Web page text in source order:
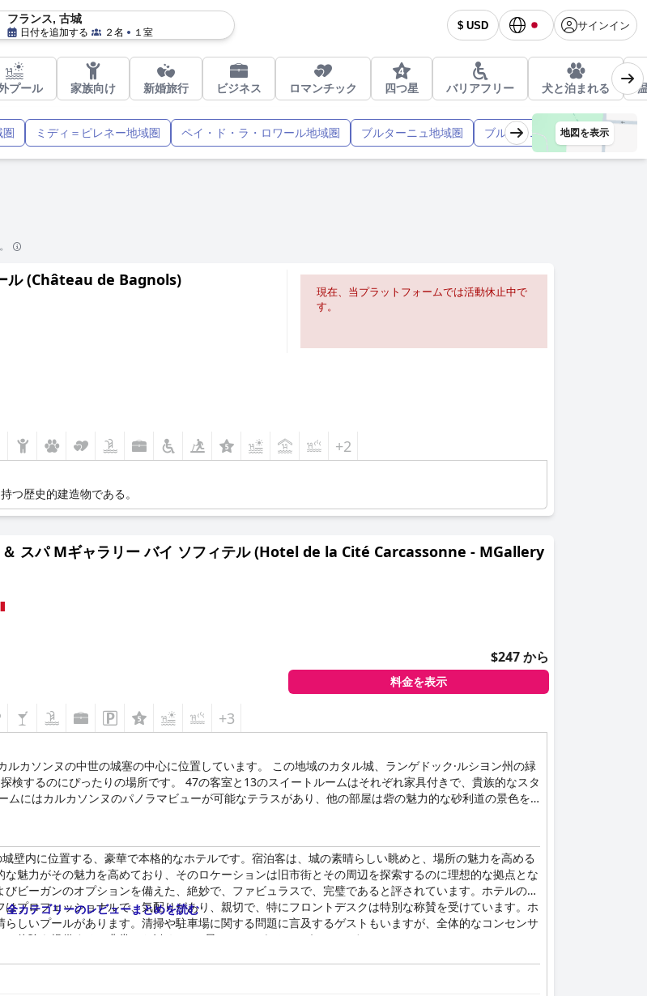
$ USD サインイン
フランス, 古城
日付を追加する ２名 １室
プール 家族向け 新婚旅行 ビジネス ロマンチック 四つ星 バリアフリー 犬と泊まれる
ミディ＝ピレネー地域圏 ペイ・ド・ラ・ロワール地域圏 ブルターニュ地域圏 ブルゴーニュ地域圏 プロヴ
地図を表示
ル (Château de Bagnols)
現在、当プラットフォームでは活動休止中で
す。
+2
つ歴史的建造物である。
＆ スパ Mギャラリー バイ ソフィテル (Hotel de la Cité Carcassonne - MGallery
$247 から
料金を表示
+3
カソンヌの中世の城塞の中心に位置しています。 この地域のカタル城、ランゲドック·ルシヨン州の緑
検するのにぴったりの場所です。 47の客室と13のスイートルームはそれぞれ家具付きで、貴族的なスタ
にはカルカソンヌのパノラマビューが可能なテラスがあり、他の部屋は砦の魅力的な砂利道の景色を
内に位置する、豪華で本格的なホテルです。宿泊客は、城の素晴らしい眺めと、場所の魅力を高める
魅力がその魅力を高めており、そのロケーションは旧市街とその周辺を探索するのに理想的な拠点とな
ビーガンのオプションを備えた、絶妙で、ファビュラスで、完璧であると評されています。ホテルのレ
プロフェッショナルで、気配りがあり、親切で、特にフロントデスクは特別な称賛を受けています。ホ
しいプールがあります。清掃や駐車場に関する問題に言及するゲストもいますが、全体的なコンセンサ
体験を提供する、非常にお勧めの5つ星ホテルであるということです。
全カテゴリーのレビューまとめを読む